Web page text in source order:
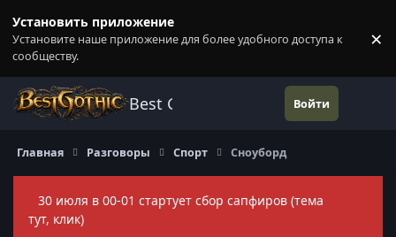
Установить приложение
Установите наше приложение для более удобного доступа к
сообществу.
×
Best Gothic Forums Войти
Главная Разговоры Спорт Сноуборд
30 июля в 00-01 стартует сбор сапфиров (тема
тут, клик)